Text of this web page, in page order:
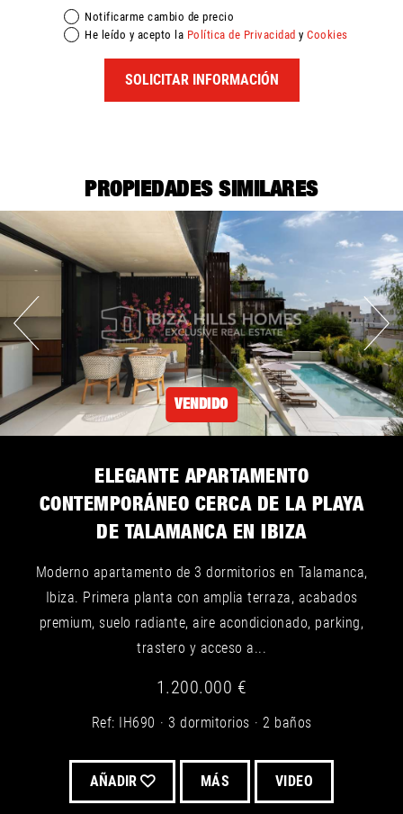
Notificarme cambio de precio
He leído y acepto la Política de Privacidad y Cookies
SOLICITAR INFORMACIÓN
PROPIEDADES SIMILARES
VENDIDO
ELEGANTE APARTAMENTO
CONTEMPORÁNEO CERCA DE LA PLAYA
DE TALAMANCA EN IBIZA
Moderno apartamento de 3 dormitorios en Talamanca,
Ibiza. Primera planta con amplia terraza, acabados
premium, suelo radiante, aire acondicionado, parking,
trastero y acceso a...
1.200.000 €
Ref: IH690 3 dormitorios 2 baños
AÑADIR MÁS VIDEO